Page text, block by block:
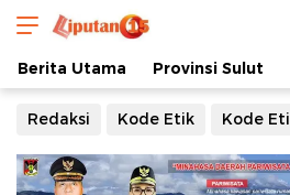
Berita Utama Provinsi Sulut
Redaksi Kode Etik Kode